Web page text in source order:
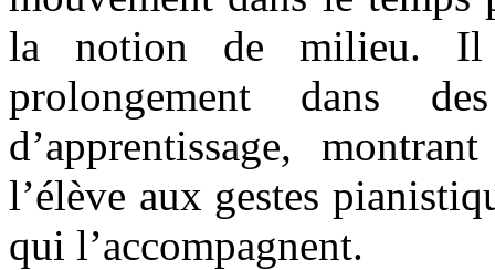
la notion de milieu. Il
prolongement dans
d’apprentissage,
l’élève aux gestes
qui l’accompagnent.